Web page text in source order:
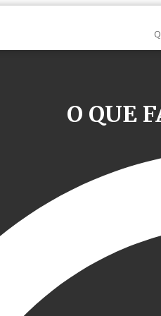
O QUE